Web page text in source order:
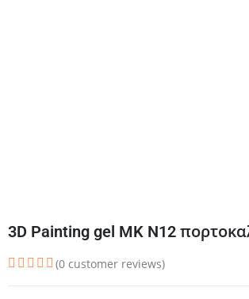
3D Painting gel MK N12
(0 customer reviews)